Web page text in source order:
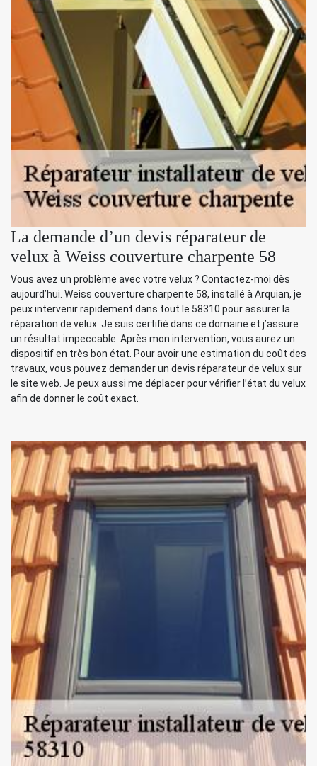
La demande d’un devis réparateur de
velux à Weiss couverture charpente 58
Vous avez un problème avec votre velux ? Contactez-moi dès
aujourd’hui. Weiss couverture charpente 58, installé à Arquian, je
peux intervenir rapidement dans tout le 58310 pour assurer la
réparation de velux. Je suis certifié dans ce domaine et j’assure
un résultat impeccable. Après mon intervention, vous aurez un
dispositif en très bon état. Pour avoir une estimation du coût des
travaux, vous pouvez demander un devis réparateur de velux sur
le site web. Je peux aussi me déplacer pour vérifier l’état du velux
afin de donner le coût exact.